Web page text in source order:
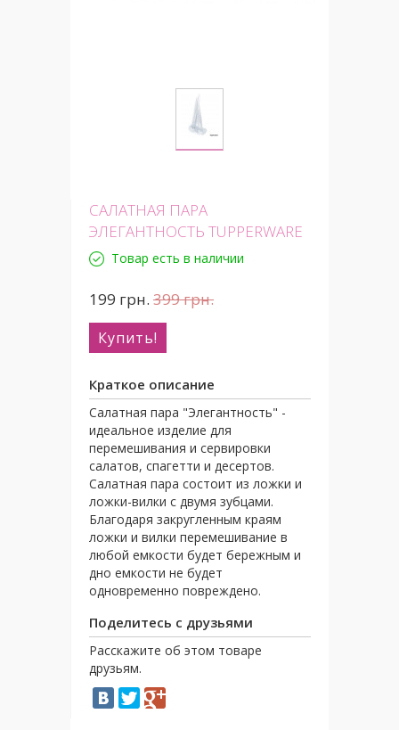
САЛАТНАЯ ПАРА
ЭЛЕГАНТНОСТЬ TUPPERWARE
Товар есть в наличии
199 грн. 399грн.
Купить!
Краткое описание
Салатная пара "Элегантность" -
идеальное изделие для
перемешивания и сервировки
салатов, спагетти и десертов.
Салатная пара состоит из ложки и
ложки-вилки с двумя зубцами.
Благодаря закругленным краям
ложки и вилки перемешивание в
любой емкости будет бережным и
дно емкости не будет
одновременно повреждено.
Поделитесь с друзьями
Расскажите об этом товаре
друзьям.